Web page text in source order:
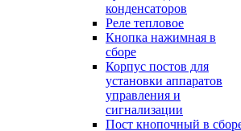
конденсаторов
Реле тепловое
Кнопка нажимная в
сборе
Корпус постов для
установки аппаратов
управления и
сигнализации
Пост кнопочный в